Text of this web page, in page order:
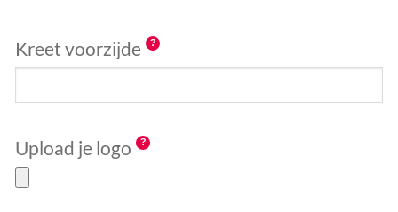
Kreet voorzijde
Upload je logo